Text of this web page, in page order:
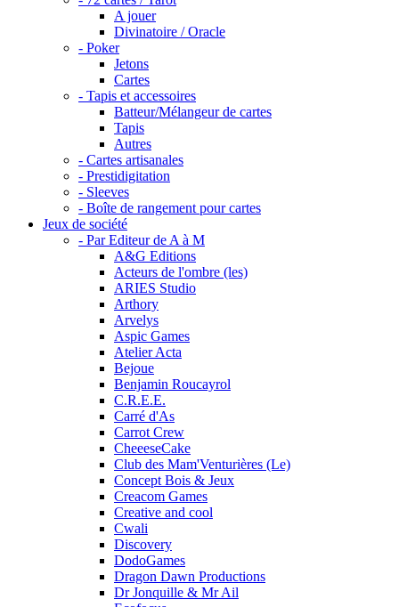
A jouer
Divinatoire / Oracle
- Poker
Jetons
Cartes
- Tapis et accessoires
Batteur/Mélangeur de cartes
Tapis
Autres
- Cartes artisanales
- Prestidigitation
- Sleeves
- Boîte de rangement pour cartes
Jeux de société
- Par Editeur de A à M
A&G Editions
Acteurs de l'ombre (les)
ARIES Studio
Arthory
Arvelys
Aspic Games
Atelier Acta
Bejoue
Benjamin Roucayrol
C.R.E.E.
Carré d'As
Carrot Crew
CheeeseCake
Club des Mam'Venturières (Le)
Concept Bois & Jeux
Creacom Games
Creative and cool
Cwali
Discovery
DodoGames
Dragon Dawn Productions
Dr Jonquille & Mr Ail